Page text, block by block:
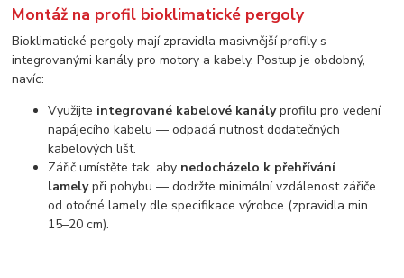
Montáž na profil bioklimatické pergoly
Bioklimatické pergoly mají zpravidla masivnější profily s
integrovanými kanály pro motory a kabely. Postup je obdobný,
navíc:
Využijte integrované kabelové kanályprofilu pro vedení
napájecího kabelu — odpadá nutnost dodatečných
kabelových lišt.
Zářič umístěte tak, aby nedocházelo k přehřívání
lamelypři pohybu — dodržte minimální vzdálenost zářiče
od otočné lamely dle specifikace výrobce (zpravidla min.
15–20 cm).